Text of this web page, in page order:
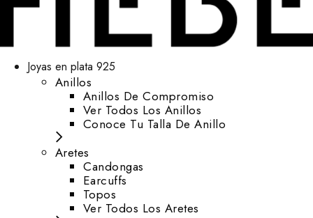
Joyas en plata 925
Anillos
Anillos De Compromiso
Ver Todos Los Anillos
Conoce Tu Talla De Anillo
Aretes
⁠Candongas
Earcuffs
Topos
Ver Todos Los Aretes